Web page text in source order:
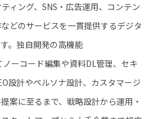
ィング、SNS・広告運用、コンテン
どのサービスを一貫提供するデジタ
。独自開発の高機能
ーコード編集や資料DL管理、セキ
設計やペルソナ設計、カスタマージ
案に至るまで、戦略設計から運用・